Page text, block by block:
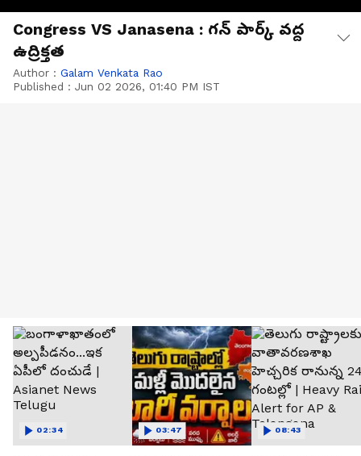
Congress VS Janasena : గన్ పార్క్ వద్ద
ఉద్రిక్తత
Author : Galam Venkata Rao
Published : Jun 02 2026, 01:40 PM IST
02:34 03:47 08:43